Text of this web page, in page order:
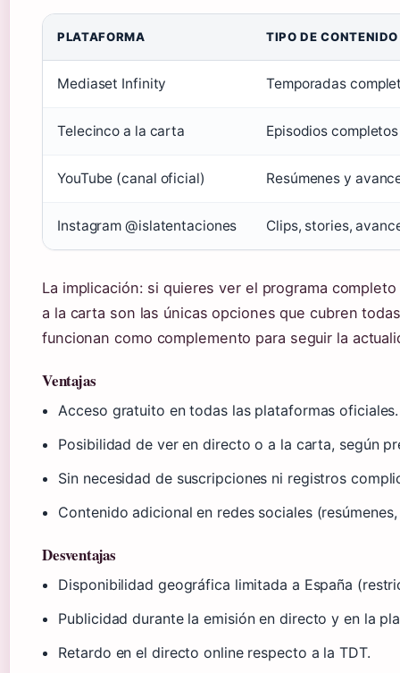
PLATAFORMA TIPO DE CONTENIDO
Mediaset Infinity Temporadas
Telecinco a la carta Episodios
YouTube (canal oficial) Resúmenes y
Instagram @islatentaciones Clips, stories,
La implicación: si quieres ver el programa
a la carta son las únicas opciones que cubren
funcionan como complemento para seguir la
Ventajas
Acceso gratuito en todas las plataformas oficiales.
Posibilidad de ver en directo o a la carta, según
Sin necesidad de suscripciones ni registros
Contenido adicional en redes sociales
Desventajas
Disponibilidad geográfica limitada a España
Publicidad durante la emisión en directo y en la
Retardo en el directo online respecto a la TDT.